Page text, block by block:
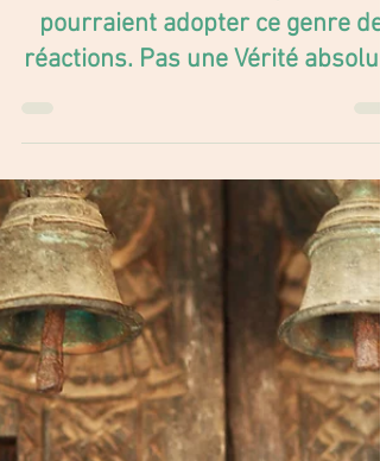
5 Blessures selon LISE
BOURBEAU Certaines personnes
réactions. Pas une Vérité